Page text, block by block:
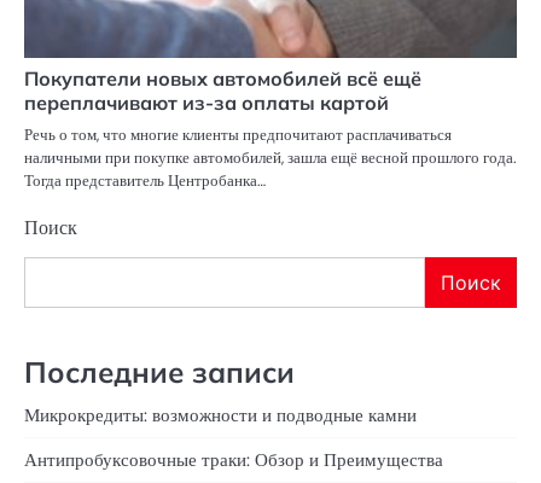
Покупатели новых автомобилей всё ещё
переплачивают из-за оплаты картой
Речь о том, что многие клиенты предпочитают расплачиваться
наличными при покупке автомобилей, зашла ещё весной прошлого года.
Тогда представитель Центробанка…
Поиск
Поиск
Последние записи
Микрокредиты: возможности и подводные камни
Антипробуксовочные траки: Обзор и Преимущества